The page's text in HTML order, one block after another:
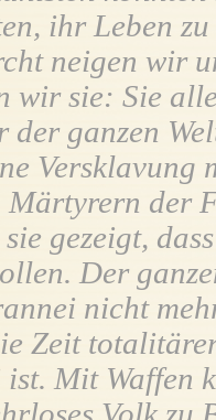
ihr Leben
neigen wir
wir sie: Sie
der ganzen
Versklavung
Märtyrern der
gezeigt,
Der
nicht
Zeit
Mit Waffen